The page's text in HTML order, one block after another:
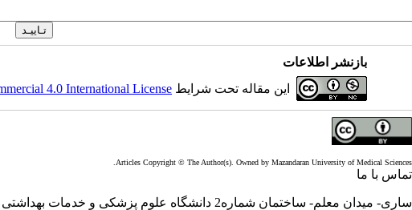
بازنشر اطلاعات
این مقاله تحت شرایط 4.0 International License
Articles Copyright © The Author(s). Owned by Mazandaran University of Medical Sciences.
تماس با ما
ساری- میدان معلم- ساختمان شماره2 دانشگاه علوم پزشکی و خدمات بهداشتی درمانی مازندران- طبقه سوم- معاونت تحقیقات و فناوری- دفترمجله